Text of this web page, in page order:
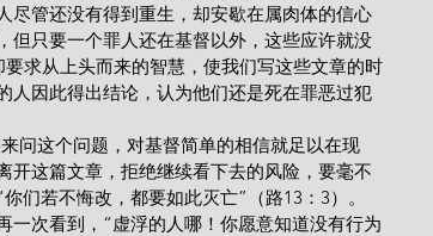
尽管还没有得到重生，却安歇在属肉体的信心
但只要一个罪人还在基督以外，这些应许就没
求从上头而来的智慧，使我们写这些文章的时
人因此得出结论，认为他们还是死在罪恶过犯
问这个问题，对基督简单的相信就足以在现
开这篇文章，拒绝继续看下去的风险，要毫不
们若不悔改，都要如此灭亡”（路13：3）。
次看到，“虚浮的人哪！你愿意知道没有行为